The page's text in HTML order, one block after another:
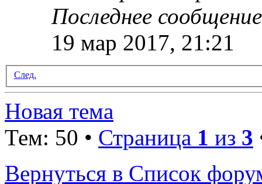
Последнее
19 мар 2017, 21:21
След.
Новая тема
Тем: 50 • Страница 1 из 3
Вернуться в Список